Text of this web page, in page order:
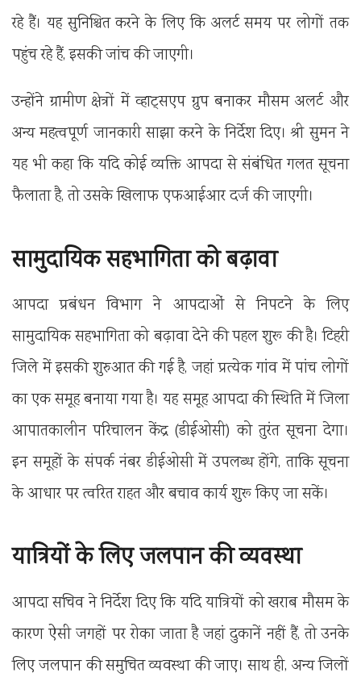
रहे हैं। यह सुनिश्चित करने के लिए कि अलर्ट समय पर लोगों तक
पहुंच रहे हैं, इसकी जांच की जाएगी।
उन्होंने ग्रामीण क्षेत्रों में व्हाट्सएप ग्रुप बनाकर मौसम अलर्ट और
अन्य महत्वपूर्ण जानकारी साझा करने के निर्देश दिए। श्री सुमन ने
यह भी कहा कि यदि कोई व्यक्ति आपदा से संबंधित गलत सूचना
फैलाता है, तो उसके खिलाफ एफआईआर दर्ज की जाएगी।
सामुदायिक सहभागिता को बढ़ावा
आपदा प्रबंधन विभाग ने आपदाओं से निपटने के लिए
सामुदायिक सहभागिता को बढ़ावा देने की पहल शुरू की है। टिहरी
जिले में इसकी शुरुआत की गई है, जहां प्रत्येक गांव में पांच लोगों
का एक समूह बनाया गया है। यह समूह आपदा की स्थिति में जिला
आपातकालीन परिचालन केंद्र (डीईओसी) को तुरंत सूचना देगा।
इन समूहों के संपर्क नंबर डीईओसी में उपलब्ध होंगे, ताकि सूचना
के आधार पर त्वरित राहत और बचाव कार्य शुरू किए जा सकें।
यात्रियों के लिए जलपान की व्यवस्था
आपदा सचिव ने निर्देश दिए कि यदि यात्रियों को खराब मौसम के
कारण ऐसी जगहों पर रोका जाता है जहां दुकानें नहीं हैं, तो उनके
लिए जलपान की समुचित व्यवस्था की जाए। साथ ही, अन्य जिलों